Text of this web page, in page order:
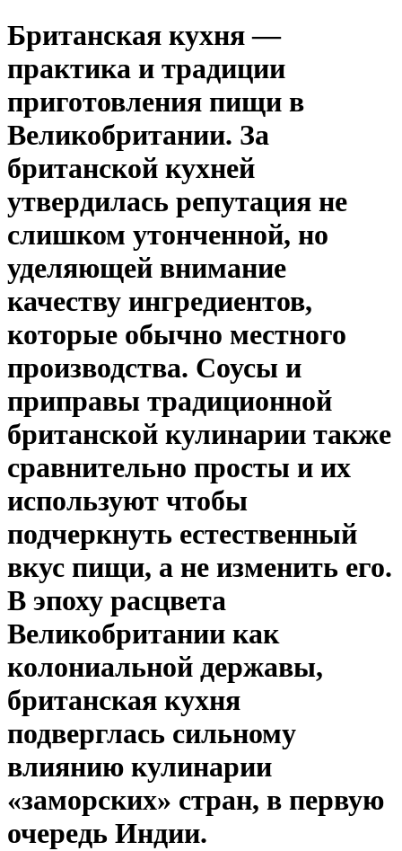
Британская кухня —
практика и традиции
приготовления пищи в
Великобритании. За
британской кухней
утвердилась репутация не
слишком утонченной, но
уделяющей внимание
качеству ингредиентов,
которые обычно местного
производства. Соусы и
приправы традиционной
британской кулинарии также
сравнительно просты и их
используют чтобы
подчеркнуть естественный
вкус пищи, а не изменить его.
В эпоху расцвета
Великобритании как
колониальной державы,
британская кухня
подверглась сильному
влиянию кулинарии
«заморских» стран, в первую
очередь Индии.